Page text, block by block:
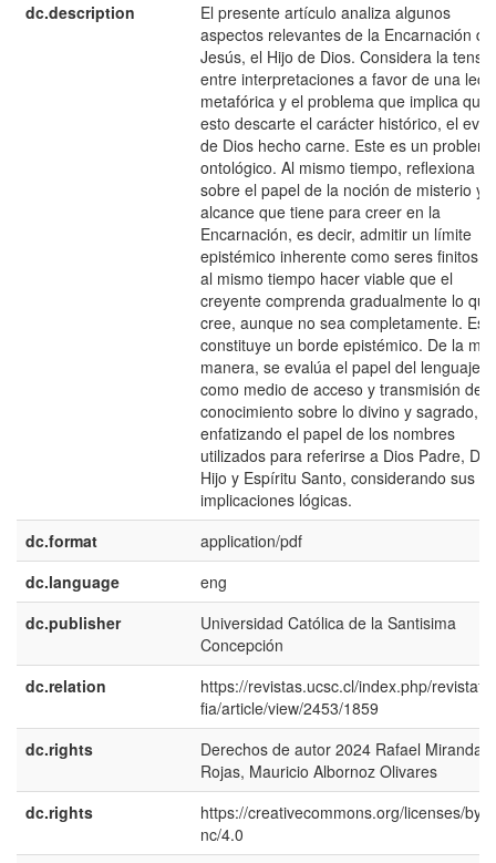
dc.description
El presente artículo analiza algunos
aspectos relevantes de la Encarnación de
Jesús, el Hijo de Dios. Considera la
entre interpretaciones a favor de una
metafórica y el problema que implica que
esto descarte el carácter histórico, el
de Dios hecho carne. Este es un
ontológico. Al mismo tiempo, reflexiona
sobre el papel de la noción de misterio y
alcance que tiene para creer en la
Encarnación, es decir, admitir un límite
epistémico inherente como seres finitos
al mismo tiempo hacer viable que el
creyente comprenda gradualmente lo que
cree, aunque no sea completamente.
constituye un borde epistémico. De la
manera, se evalúa el papel del lenguaje
como medio de acceso y transmisión del
conocimiento sobre lo divino y sagrado,
enfatizando el papel de los nombres
utilizados para referirse a Dios Padre,
Hijo y Espíritu Santo, considerando sus
implicaciones lógicas.
dc.format
application/pdf
dc.language
eng
dc.publisher
Universidad Católica de la Santisima
Concepción
dc.relation
https://revistas.ucsc.cl/index.php/
fia/article/view/2453/1859
dc.rights
Derechos de autor 2024 Rafael Miranda
Rojas, Mauricio Albornoz Olivares
dc.rights
https://creativecommons.org/licenses/by-
nc/4.0